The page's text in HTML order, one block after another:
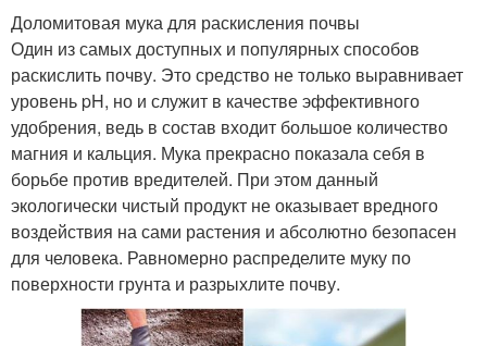
Доломитовая мука для раскисления почвы
Один из самых доступных и популярных способов
раскислить почву. Это средство не только выравнивает
уровень pH, но и служит в качестве эффективного
удобрения, ведь в состав входит большое количество
магния и кальция. Мука прекрасно показала себя в
борьбе против вредителей. При этом данный
экологически чистый продукт не оказывает вредного
воздействия на сами растения и абсолютно безопасен
для человека. Равномерно распределите муку по
поверхности грунта и разрыхлите почву.